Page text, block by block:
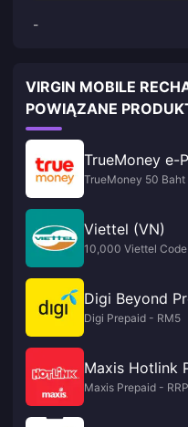
-
VIRGIN MOBILE
POWIĄZANE
TrueMoney e-
TrueMoney 50 Baht
Viettel (VN)
10,000 Viettel Code
Digi Beyond
Digi Prepaid - RM5
Maxis Hotlink
Maxis Prepaid -